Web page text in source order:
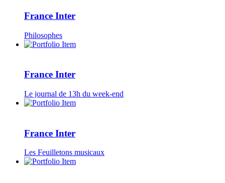
France Inter
Philosophes
France Inter
Le journal de 13h du week-end
France Inter
Les Feuilletons musicaux